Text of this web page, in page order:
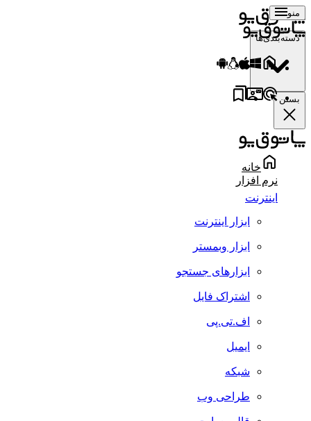
منو
دسته‌بندی‌ها
بستن
خانه
نرم افزار
اینترنت
ابزار اینترنت
ابزار وبمستر
ابزارهای جستجو
اشتراک فایل
اف.تی.پی
ایمیل
شبکه
طراحی وب